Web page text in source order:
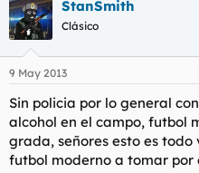
StanSmith
Clásico
9 May 2013
Sin policia por lo general
alcohol en el campo, futbol
grada, señores esto es
futbol moderno a tomar por